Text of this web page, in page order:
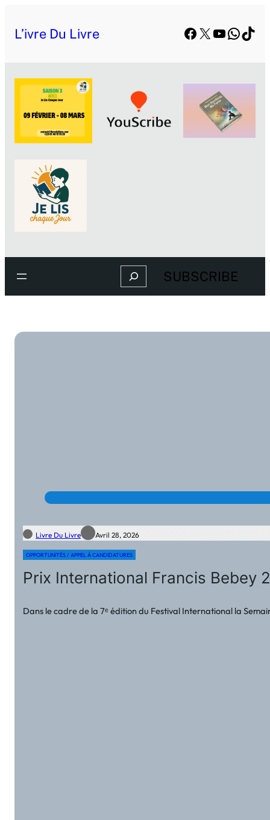
L’ivre Du Livre Facebook
X YouTube
Search SUBSCRIBE
Livre Du Livre Avril 28, 2026
OPPORTUNITÉS / APPEL À CANDIDATURES
Prix International Francis Bebey
Dans le cadre de la 7ᵉ édition du Festival International la